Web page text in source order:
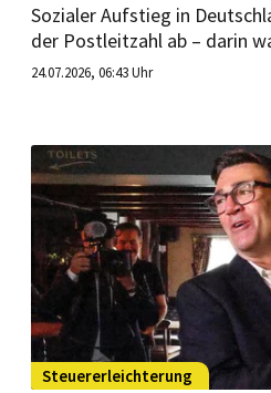
Sozialer Aufstieg in
der Postleitzahl ab – darin
Bündnis 90/Die Grünen beim
24.07.2026, 06:43 Uhr
Steuererleichterung